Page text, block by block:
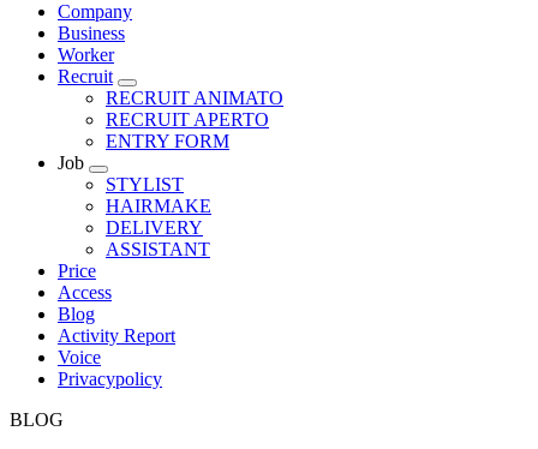
Company
Business
Worker
Recruit
RECRUIT ANIMATO
RECRUIT APERTO
ENTRY FORM
Job
STYLIST
HAIRMAKE
DELIVERY
ASSISTANT
Price
Access
Blog
Activity Report
Voice
Privacypolicy
BLOG